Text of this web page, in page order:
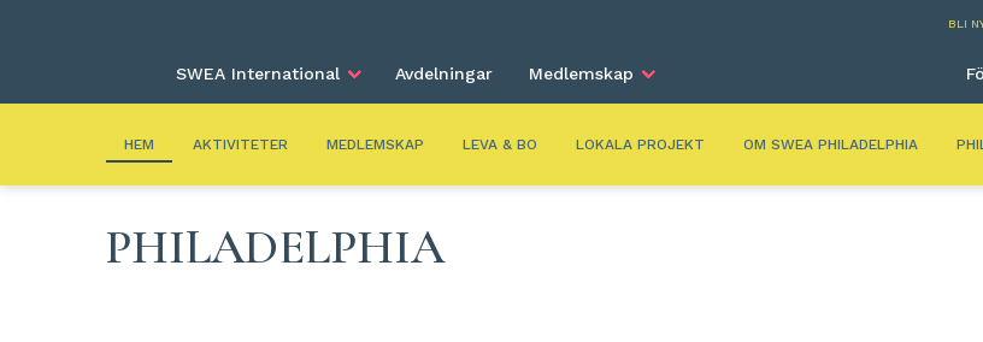
BLI
SWEA International Avdelningar Medlemskap
HEM AKTIVITETER MEDLEMSKAP LEVA & BO LOKALA PROJEKT OM SWEA PHILADELPHIA
PHILADELPHIA